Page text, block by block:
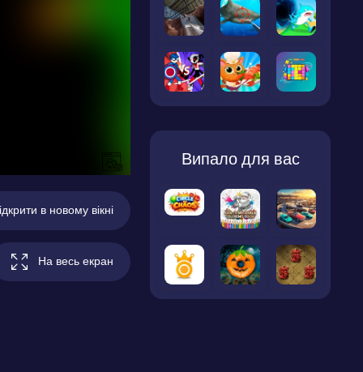
в новому вікні
На весь екран
Випало для вас